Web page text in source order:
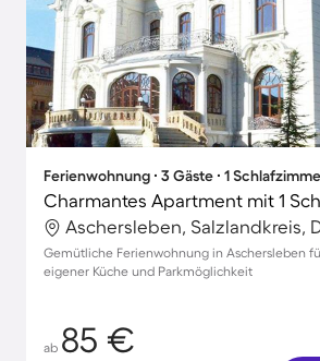
Ferienwohnung ∙ 3 Gäste ∙ 1
Aschersleben, Salzlandkreis,
Gemütliche Ferienwohnung in Aschersleben
eigener Küche und Parkmöglichkeit
ab 85 €